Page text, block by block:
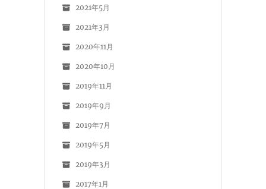
2021年5月
2021年3月
2020年11月
2020年10月
2019年11月
2019年9月
2019年7月
2019年5月
2019年3月
2017年1月